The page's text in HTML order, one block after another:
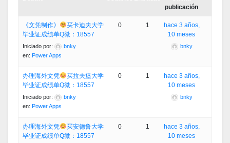
publicación
《文凭制作》
买卡迪夫大学
毕业证成绩单Q微：18557
Iniciado por:
bnky
en: Power Apps
0 1
hace 3 años,
10 meses
bnky
办理海外文凭
买拉夫堡大学
毕业证成绩单Q微：18557
Iniciado por:
bnky
en: Power Apps
0 1
hace 3 años,
10 meses
bnky
办理海外文凭
买安德鲁大学
毕业证成绩单Q微：18557
0 1
hace 3 años,
10 meses